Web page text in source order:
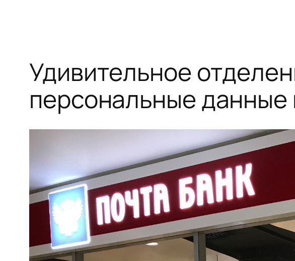
Удивительное
персональные данные